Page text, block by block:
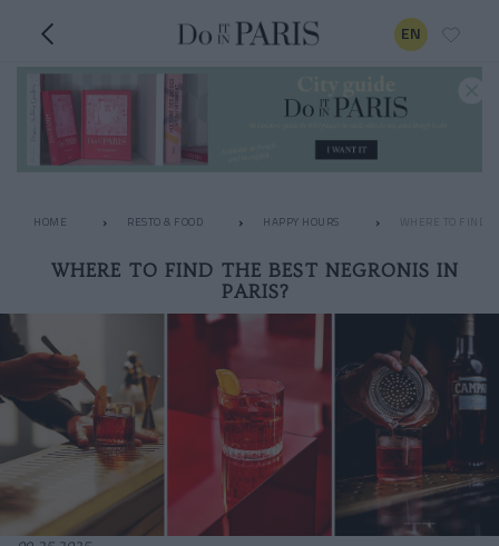
EN
HOME RESTO & FOOD HAPPY HOURS WHERE TO FIND
WHERE TO FIND THE BEST NEGRONIS IN
PARIS?